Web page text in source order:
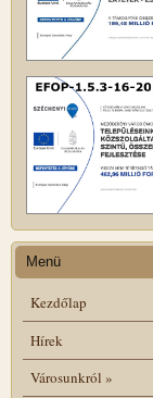
Menü
Kezdőlap
Hírek
Városunkról »